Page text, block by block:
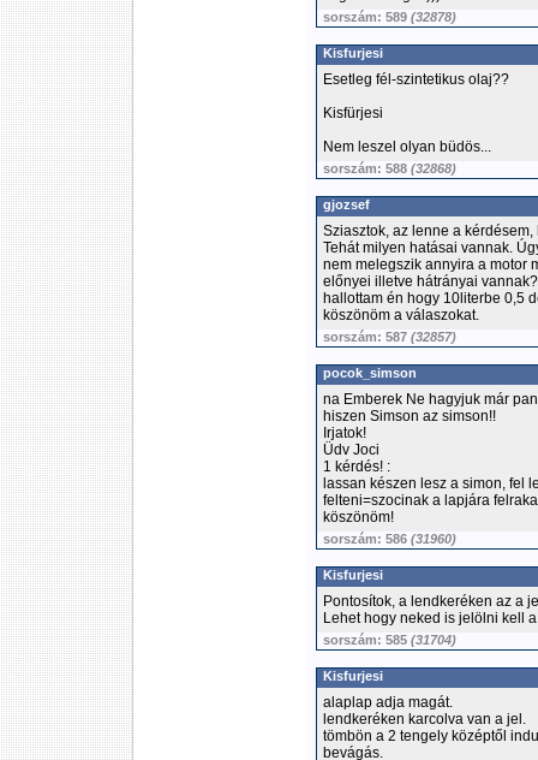
sorszám: 589 (32878)
Kisfurjesi
Esetleg fél-szintetikus olaj??
Kisfürjesi
Nem leszel olyan büdös...
sorszám: 588 (32868)
gjozsef
Sziasztok, az lenne a
Tehát milyen hatásai vannak.
nem melegszik annyira a motor
előnyei illetve hátrányai
hallottam én hogy 10literbe 0,5
köszönöm a válaszokat.
sorszám: 587 (32857)
pocok_simson
na Emberek Ne hagyjuk már
hiszen Simson az simson!!
Irjatok!
Üdv Joci
1 kérdés! :
lassan készen lesz a simon, fel
felteni=szocinak a lapjára
köszönöm!
sorszám: 586 (31960)
Kisfurjesi
Pontosítok, a lendkeréken az a
Lehet hogy neked is jelölni kell
sorszám: 585 (31704)
Kisfurjesi
alaplap adja magát.
lendkeréken karcolva van a jel.
tömbön a 2 tengely középtől
bevágás.